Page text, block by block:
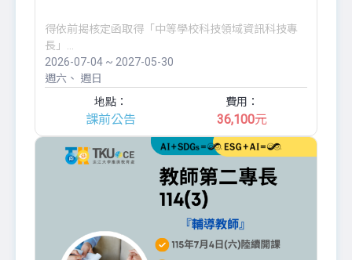
得依前揭核定函取得「中等學校科技領域資訊科技專
長」...
2026-07-04 ~ 2027-05-30
週六
週日
地點：
課前公告
費用：
36,100元